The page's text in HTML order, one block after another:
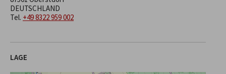
DEUTSCHLAND
Tel. +49 8322 959 002
LAGE